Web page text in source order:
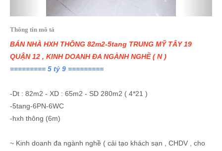
Thông tin mô tả
BÁN NHÀ HXH THÔNG 82m2-5tang TRUNG MỸ TÂY 19
QUẬN 12 , KINH DOANH ĐA NGÀNH NGHỀ ( N )
========= 5 tỷ 9 =========
-Dt : 82m2 - XD : 65m2 - SD 280m2 ( 4*21 )
-5tang-6PN-6WC
-hxh thông (6m)
~ Kinh doanh đa ngành nghề ( cải tạo khách sạn , CHDV , cho